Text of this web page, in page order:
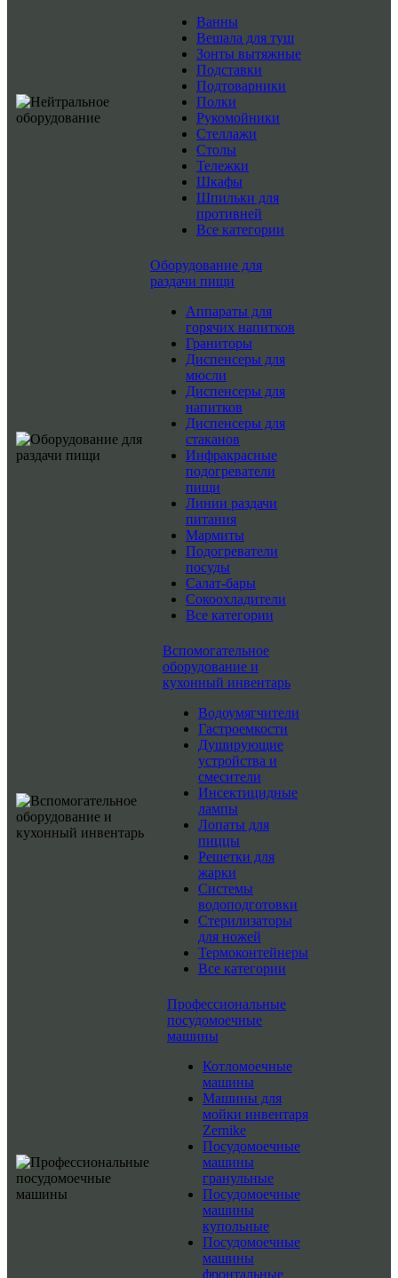
Ванны
Вешала для туш
Зонты вытяжные
Подставки
Подтоварники
Полки
Рукомойники
Стеллажи
Столы
Тележки
Шкафы
Шпильки для
противней
Все категории
Оборудование для
раздачи пищи
Аппараты для
горячих напитков
Граниторы
Диспенсеры для
мюсли
Диспенсеры для
напитков
Диспенсеры для
стаканов
Инфракрасные
подогреватели
пищи
Линии раздачи
питания
Мармиты
Подогреватели
посуды
Салат-бары
Сокоохладители
Все категории
Вспомогательное
оборудование и
кухонный инвентарь
Водоумягчители
Гастроемкости
Душирующие
устройства и
смесители
Инсектицидные
лампы
Лопаты для
пиццы
Решетки для
жарки
Системы
водоподготовки
Стерилизаторы
для ножей
Термоконтейнеры
Все категории
Профессиональные
посудомоечные
машины
Котломоечные
машины
Машины для
мойки инвентаря
Zernike
Посудомоечные
машины
гранульные
Посудомоечные
машины
купольные
Посудомоечные
машины
фронтальные